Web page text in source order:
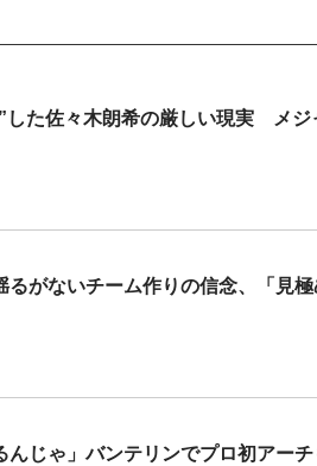
した佐々木朗希の厳しい現実 メジ
がないチーム作りの信念、「見極
じゃ」バンテリンでプロ初アーチ